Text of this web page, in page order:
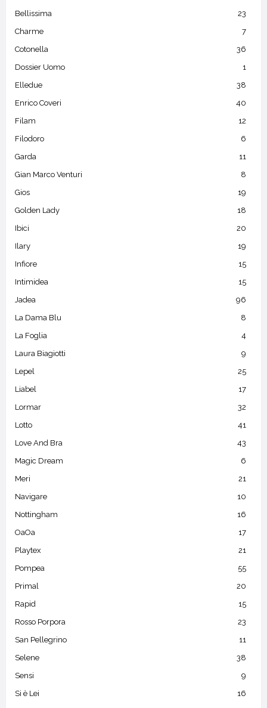
Bellissima
23
Charme
7
Cotonella
36
Dossier Uomo
1
Elledue
38
Enrico Coveri
40
Filam
12
Filodoro
6
Garda
11
Gian Marco Venturi
8
Gios
19
Golden Lady
18
Ibici
20
Ilary
19
Infiore
15
Intimidea
15
Jadea
96
La Dama Blu
8
La Foglia
4
Laura Biagiotti
9
Lepel
25
Liabel
17
Lormar
32
Lotto
41
Love And Bra
43
Magic Dream
6
Meri
21
Navigare
10
Nottingham
16
OaOa
17
Playtex
21
Pompea
55
Primal
20
Rapid
15
Rosso Porpora
23
San Pellegrino
11
Selene
38
Sensi
9
Si è Lei
16